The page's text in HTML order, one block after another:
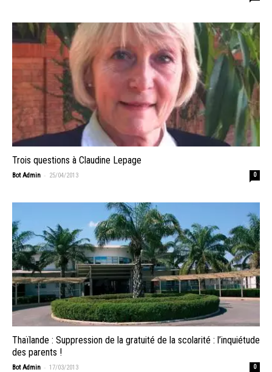
Trois questions à Claudine Lepage
Bot Admin - 25/04/2013 0
Thaïlande : Suppression de la gratuité de la scolarité : l’inquiétude
des parents !
Bot Admin - 17/03/2013 0